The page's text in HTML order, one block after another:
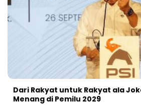
Dari Rakyat untuk Rakyat ala
Menang di Pemilu 2029